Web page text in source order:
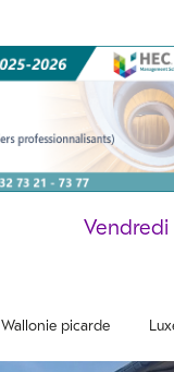
Wallonie picarde